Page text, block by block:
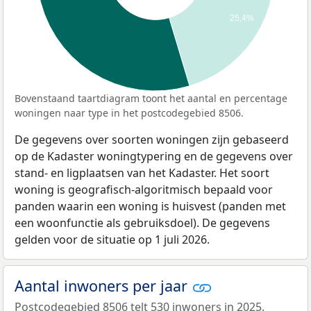
25,4%
Bovenstaand taartdiagram toont het aantal en percentage
woningen naar type in het postcodegebied 8506.
De gegevens over soorten woningen zijn gebaseerd
op de Kadaster woningtypering en de gegevens over
stand- en ligplaatsen van het Kadaster. Het soort
woning is geografisch-algoritmisch bepaald voor
panden waarin een woning is huisvest (panden met
een woonfunctie als gebruiksdoel). De gegevens
gelden voor de situatie op 1 juli 2026.
Aantal inwoners per jaar
Postcodegebied 8506 telt 530 inwoners in 2025.